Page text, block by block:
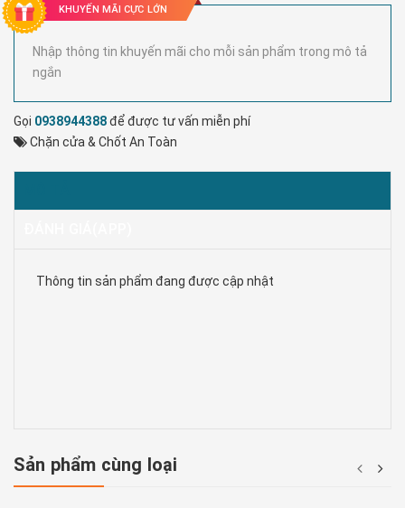
KHUYẾN MÃI CỰC LỚN
Nhập thông tin khuyến mãi cho mỗi sản phẩm trong mô tả
ngắn
Gọi 0938944388để được tư vấn miễn phí
Chặn cửa & Chốt An Toàn
Thông tin sản phẩm đang được cập nhật
Sản phẩm cùng loại